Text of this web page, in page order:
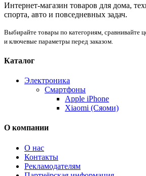
Интернет-магазин товаров для дома,
спорта, авто и повседневных задач.
Выбирайте товары по категориям, сравнивайте
и ключевые параметры перед заказом.
Каталог
Электроника
Смартфоны
Apple iPhone
Xiaomi (Сяоми)
О компании
О нас
Контакты
Рекламодателям